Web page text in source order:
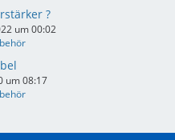
?
um 00:02
um 08:17